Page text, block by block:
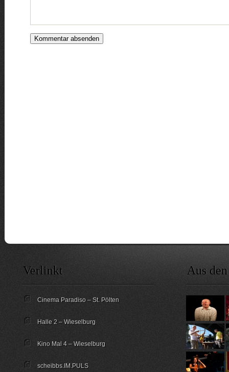
Verlinkt
Cinema Paradiso – St. Pölten
Halle 2 – Wieselburg
Kino Mal 4 – Wieselburg
scheibbs.IM.PULS
Aus